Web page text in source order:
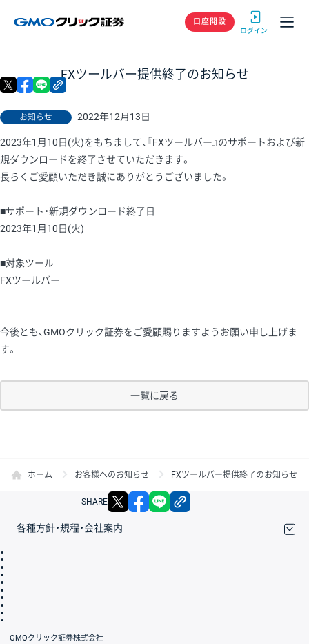
GMOクリック
口座開設
FXツールバー提供終了のお知らせ
お知らせ 2022年12月13日
X facebook
2023年1月10日(火)をもちまして、『FXツールバー』のサポートおよび新
規ダウンロードを終了させていただきます。
長らくご愛顧いただき誠にありがとうございました。
■サポート・新規ダウンロード終了日
2023年1月10日(火)
■対象ツール
FXツールバー
今後とも、GMOクリック証券をご愛顧賜りますようお願い申し上げま
す。
一覧に戻る
ホーム お客様へのお知らせ FXツールバー提供終了のお知らせ
SHARE X facebook
各種方針・規程・会社案内
会社案内
GMOクリック証券株式会社